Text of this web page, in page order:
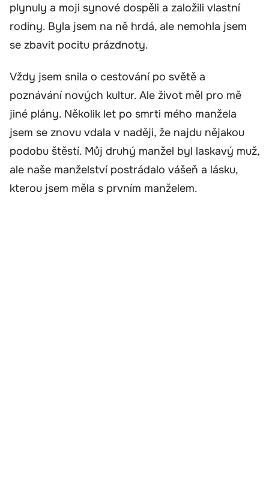
plynuly a moji synové dospěli a založili vlastní
rodiny. Byla jsem na ně hrdá, ale nemohla jsem
se zbavit pocitu prázdnoty.
Vždy jsem snila o cestování po světě a
poznávání nových kultur. Ale život měl pro mě
jiné plány. Několik let po smrti mého manžela
jsem se znovu vdala v naději, že najdu nějakou
podobu štěstí. Můj druhý manžel byl laskavý muž,
ale naše manželství postrádalo vášeň a lásku,
kterou jsem měla s prvním manželem.